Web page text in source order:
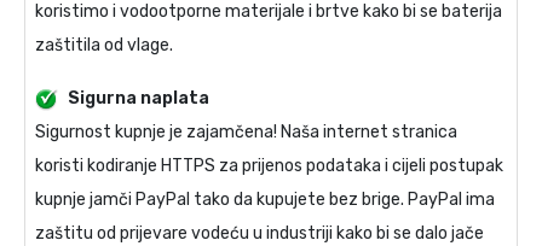
koristimo i vodootporne materijale i brtve kako bi se baterija
zaštitila od vlage.
Sigurna naplata
Sigurnost kupnje je zajamčena! Naša internet stranica
koristi kodiranje HTTPS za prijenos podataka i cijeli postupak
kupnje jamči PayPal tako da kupujete bez brige. PayPal ima
zaštitu od prijevare vodeću u industriji kako bi se dalo jače